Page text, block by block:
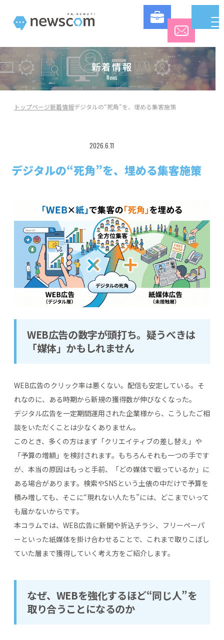
新着情報
News
トップページ新着情報デジタルの“死角”を、埋める集客施策
2026.6.11
デジタルの“死角”を、埋める集客施策
WEB広告の数字が頭打ち。疑うべきは
「媒体」かもしれません
WEB広告のクリック率は悪くない。配信も安定している。そ
れなのに、ある時期から新規の獲得数が伸びなくなった。
デジタル広告を一定期間運用された企業様から、こうしたご相
談をいただくことは少なくありません。
このとき、多くの方はまず「クリエイティブの差し替え」や
「予算の増額」を検討されます。もちろんそれも一つの手です
が、本当の原因はもっと手前、「どの媒体で戦っているか」に
ある場合があります。検索やSNSという土俵の中だけで予算を
積み増しても、そこに“現れない人たち”には、どこまでいって
も届かないからです。
本コラムでは、WEB広告に新聞や折込チラシ、フリーペーパ
ーといった紙媒体を掛け合わせることで、これまで取りこぼし
ていた層まで獲得していく考え方をご紹介します。
なぜ、WEBを強化するほど“同じ人”を
取り合うことになるのか